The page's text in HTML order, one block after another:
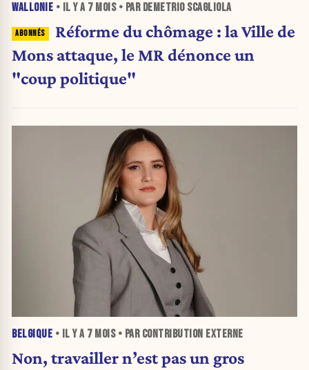
WALLONIE • IL Y A 7 MOIS• PAR DEMETRIO SCAGLIOLA
Réforme du chômage : la Ville de
Mons attaque, le MR dénonce un
"coup politique"
BELGIQUE • IL Y A 7 MOIS• PAR CONTRIBUTION EXTERNE
Non, travailler n’est pas un gros